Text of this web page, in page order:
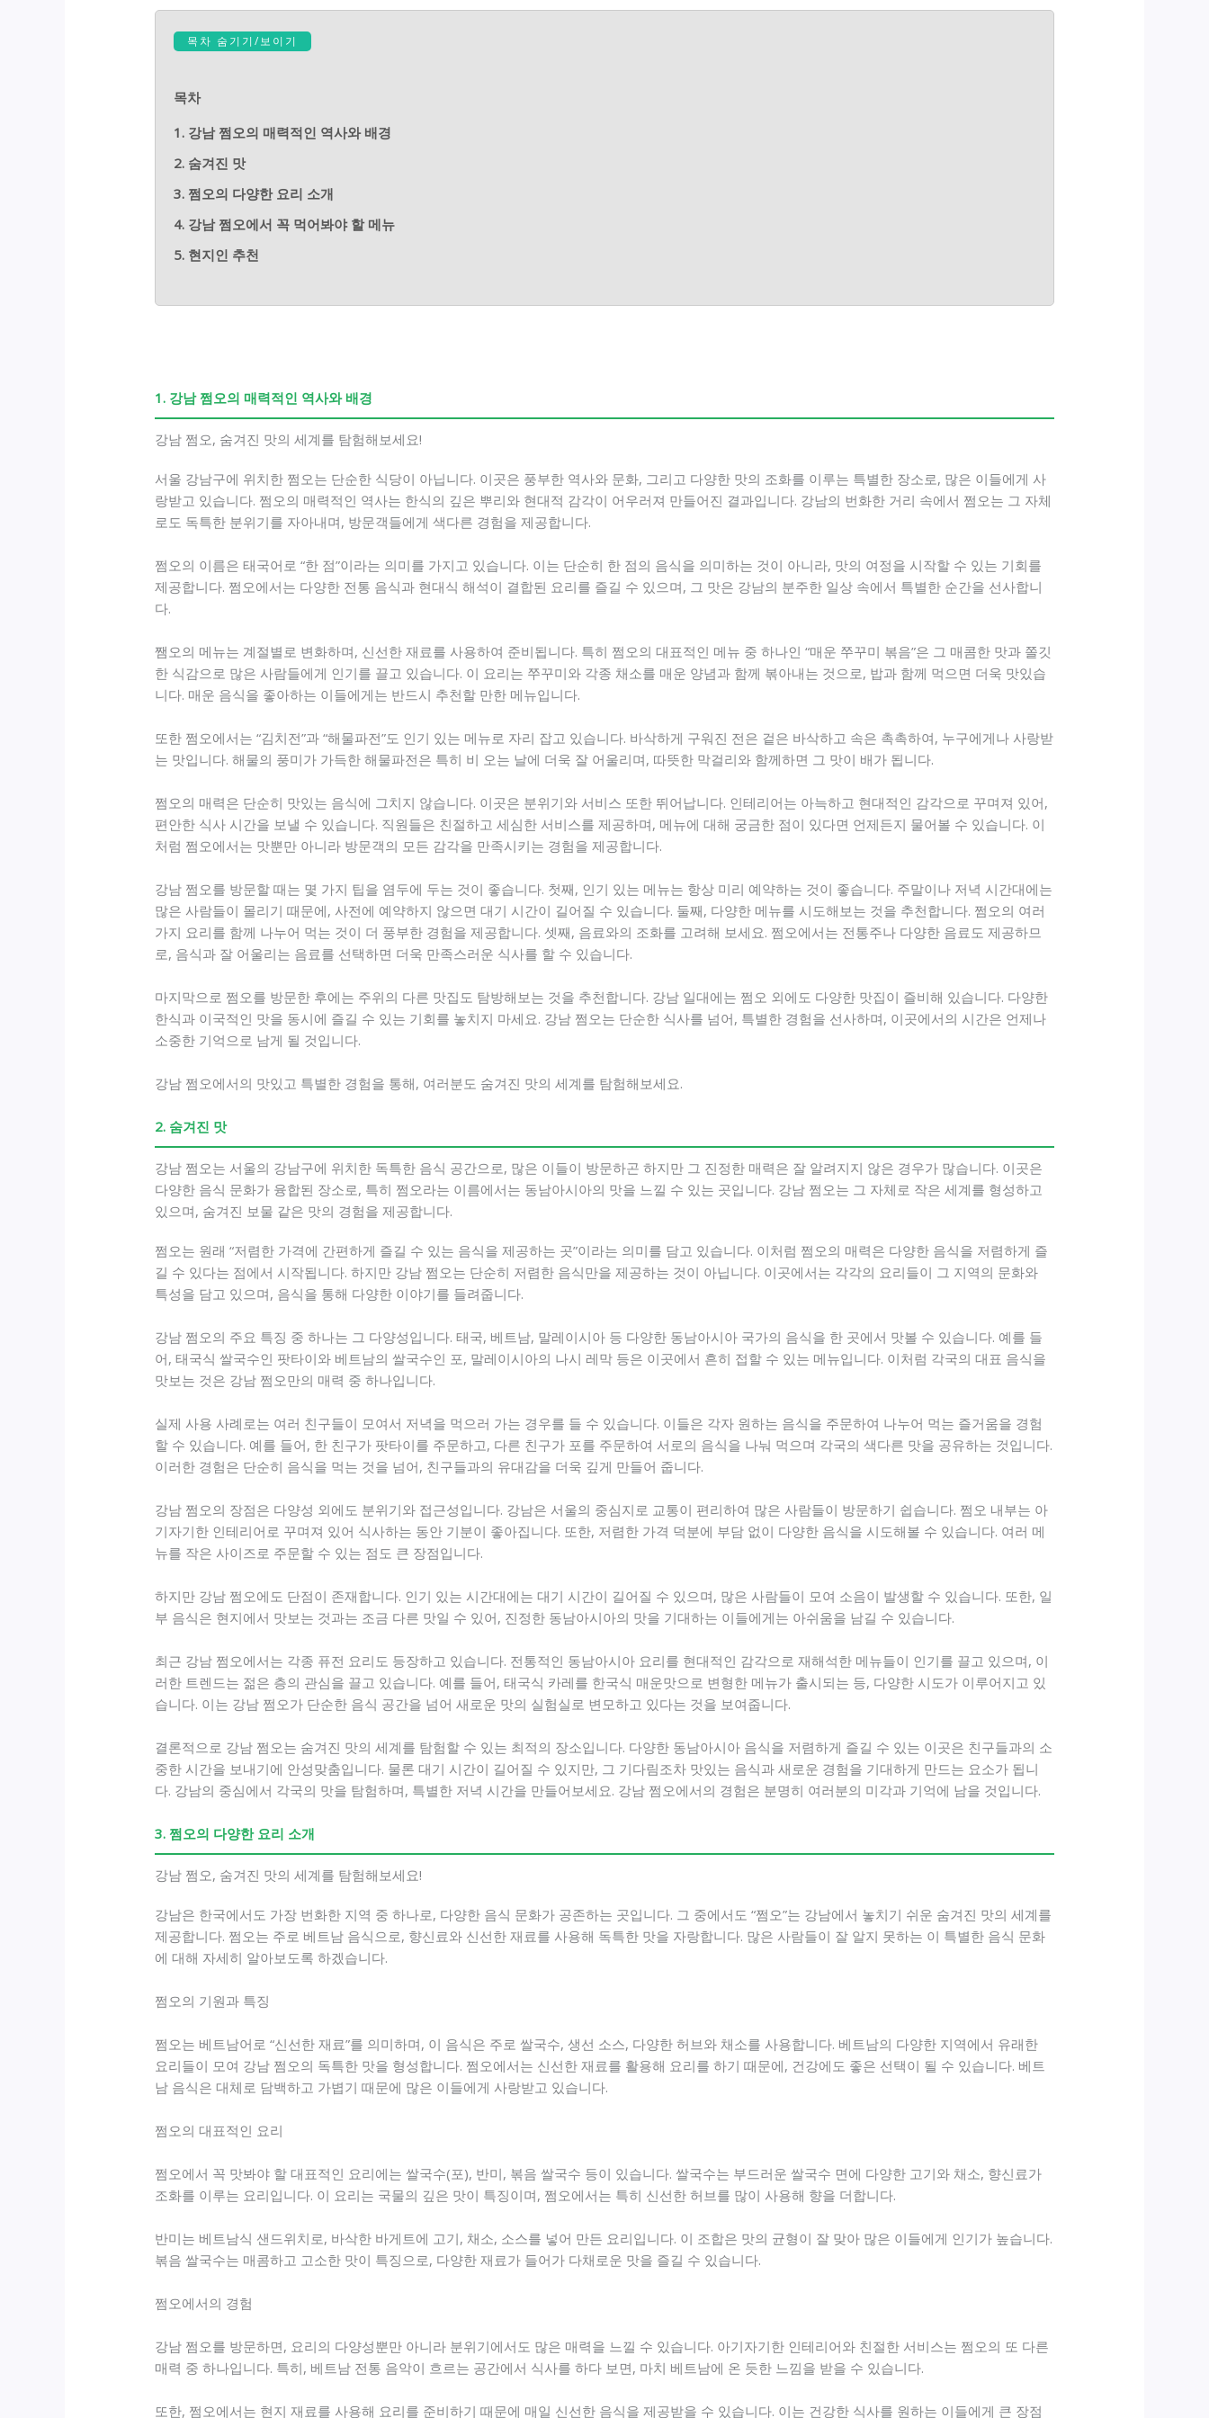
목차 숨기기/보이기
목차
1. 강남 쩜오의 매력적인 역사와 배경
2. 숨겨진 맛
3. 쩜오의 다양한 요리 소개
4. 강남 쩜오에서 꼭 먹어봐야 할 메뉴
5. 현지인 추천
1. 강남 쩜오의 매력적인 역사와 배경
강남 쩜오, 숨겨진 맛의 세계를 탐험해보세요!
서울 강남구에 위치한 쩜오는 단순한 식당이 아닙니다. 이곳은 풍부한 역사와 문화, 그리고 다양한 맛의 조화를 이루는 특별한 장소로, 많은 이들에게 사
랑받고 있습니다. 쩜오의 매력적인 역사는 한식의 깊은 뿌리와 현대적 감각이 어우러져 만들어진 결과입니다. 강남의 번화한 거리 속에서 쩜오는 그 자체
로도 독특한 분위기를 자아내며, 방문객들에게 색다른 경험을 제공합니다.
쩜오의 이름은 태국어로 “한 점”이라는 의미를 가지고 있습니다. 이는 단순히 한 점의 음식을 의미하는 것이 아니라, 맛의 여정을 시작할 수 있는 기회를
제공합니다. 쩜오에서는 다양한 전통 음식과 현대식 해석이 결합된 요리를 즐길 수 있으며, 그 맛은 강남의 분주한 일상 속에서 특별한 순간을 선사합니
다.
쨈오의 메뉴는 계절별로 변화하며, 신선한 재료를 사용하여 준비됩니다. 특히 쩜오의 대표적인 메뉴 중 하나인 “매운 쭈꾸미 볶음”은 그 매콤한 맛과 쫄깃
한 식감으로 많은 사람들에게 인기를 끌고 있습니다. 이 요리는 쭈꾸미와 각종 채소를 매운 양념과 함께 볶아내는 것으로, 밥과 함께 먹으면 더욱 맛있습
니다. 매운 음식을 좋아하는 이들에게는 반드시 추천할 만한 메뉴입니다.
또한 쩜오에서는 “김치전”과 “해물파전”도 인기 있는 메뉴로 자리 잡고 있습니다. 바삭하게 구워진 전은 겉은 바삭하고 속은 촉촉하여, 누구에게나 사랑받
는 맛입니다. 해물의 풍미가 가득한 해물파전은 특히 비 오는 날에 더욱 잘 어울리며, 따뜻한 막걸리와 함께하면 그 맛이 배가 됩니다.
쩜오의 매력은 단순히 맛있는 음식에 그치지 않습니다. 이곳은 분위기와 서비스 또한 뛰어납니다. 인테리어는 아늑하고 현대적인 감각으로 꾸며져 있어,
편안한 식사 시간을 보낼 수 있습니다. 직원들은 친절하고 세심한 서비스를 제공하며, 메뉴에 대해 궁금한 점이 있다면 언제든지 물어볼 수 있습니다. 이
처럼 쩜오에서는 맛뿐만 아니라 방문객의 모든 감각을 만족시키는 경험을 제공합니다.
강남 쩜오를 방문할 때는 몇 가지 팁을 염두에 두는 것이 좋습니다. 첫째, 인기 있는 메뉴는 항상 미리 예약하는 것이 좋습니다. 주말이나 저녁 시간대에는
많은 사람들이 몰리기 때문에, 사전에 예약하지 않으면 대기 시간이 길어질 수 있습니다. 둘째, 다양한 메뉴를 시도해보는 것을 추천합니다. 쩜오의 여러
가지 요리를 함께 나누어 먹는 것이 더 풍부한 경험을 제공합니다. 셋째, 음료와의 조화를 고려해 보세요. 쩜오에서는 전통주나 다양한 음료도 제공하므
로, 음식과 잘 어울리는 음료를 선택하면 더욱 만족스러운 식사를 할 수 있습니다.
마지막으로 쩜오를 방문한 후에는 주위의 다른 맛집도 탐방해보는 것을 추천합니다. 강남 일대에는 쩜오 외에도 다양한 맛집이 즐비해 있습니다. 다양한
한식과 이국적인 맛을 동시에 즐길 수 있는 기회를 놓치지 마세요. 강남 쩜오는 단순한 식사를 넘어, 특별한 경험을 선사하며, 이곳에서의 시간은 언제나
소중한 기억으로 남게 될 것입니다.
강남 쩜오에서의 맛있고 특별한 경험을 통해, 여러분도 숨겨진 맛의 세계를 탐험해보세요.
2. 숨겨진 맛
강남 쩜오는 서울의 강남구에 위치한 독특한 음식 공간으로, 많은 이들이 방문하곤 하지만 그 진정한 매력은 잘 알려지지 않은 경우가 많습니다. 이곳은
다양한 음식 문화가 융합된 장소로, 특히 쩜오라는 이름에서는 동남아시아의 맛을 느낄 수 있는 곳입니다. 강남 쩜오는 그 자체로 작은 세계를 형성하고
있으며, 숨겨진 보물 같은 맛의 경험을 제공합니다.
쩜오는 원래 “저렴한 가격에 간편하게 즐길 수 있는 음식을 제공하는 곳”이라는 의미를 담고 있습니다. 이처럼 쩜오의 매력은 다양한 음식을 저렴하게 즐
길 수 있다는 점에서 시작됩니다. 하지만 강남 쩜오는 단순히 저렴한 음식만을 제공하는 것이 아닙니다. 이곳에서는 각각의 요리들이 그 지역의 문화와
특성을 담고 있으며, 음식을 통해 다양한 이야기를 들려줍니다.
강남 쩜오의 주요 특징 중 하나는 그 다양성입니다. 태국, 베트남, 말레이시아 등 다양한 동남아시아 국가의 음식을 한 곳에서 맛볼 수 있습니다. 예를 들
어, 태국식 쌀국수인 팟타이와 베트남의 쌀국수인 포, 말레이시아의 나시 레막 등은 이곳에서 흔히 접할 수 있는 메뉴입니다. 이처럼 각국의 대표 음식을
맛보는 것은 강남 쩜오만의 매력 중 하나입니다.
실제 사용 사례로는 여러 친구들이 모여서 저녁을 먹으러 가는 경우를 들 수 있습니다. 이들은 각자 원하는 음식을 주문하여 나누어 먹는 즐거움을 경험
할 수 있습니다. 예를 들어, 한 친구가 팟타이를 주문하고, 다른 친구가 포를 주문하여 서로의 음식을 나눠 먹으며 각국의 색다른 맛을 공유하는 것입니다.
이러한 경험은 단순히 음식을 먹는 것을 넘어, 친구들과의 유대감을 더욱 깊게 만들어 줍니다.
강남 쩜오의 장점은 다양성 외에도 분위기와 접근성입니다. 강남은 서울의 중심지로 교통이 편리하여 많은 사람들이 방문하기 쉽습니다. 쩜오 내부는 아
기자기한 인테리어로 꾸며져 있어 식사하는 동안 기분이 좋아집니다. 또한, 저렴한 가격 덕분에 부담 없이 다양한 음식을 시도해볼 수 있습니다. 여러 메
뉴를 작은 사이즈로 주문할 수 있는 점도 큰 장점입니다.
하지만 강남 쩜오에도 단점이 존재합니다. 인기 있는 시간대에는 대기 시간이 길어질 수 있으며, 많은 사람들이 모여 소음이 발생할 수 있습니다. 또한, 일
부 음식은 현지에서 맛보는 것과는 조금 다른 맛일 수 있어, 진정한 동남아시아의 맛을 기대하는 이들에게는 아쉬움을 남길 수 있습니다.
최근 강남 쩜오에서는 각종 퓨전 요리도 등장하고 있습니다. 전통적인 동남아시아 요리를 현대적인 감각으로 재해석한 메뉴들이 인기를 끌고 있으며, 이
러한 트렌드는 젊은 층의 관심을 끌고 있습니다. 예를 들어, 태국식 카레를 한국식 매운맛으로 변형한 메뉴가 출시되는 등, 다양한 시도가 이루어지고 있
습니다. 이는 강남 쩜오가 단순한 음식 공간을 넘어 새로운 맛의 실험실로 변모하고 있다는 것을 보여줍니다.
결론적으로 강남 쩜오는 숨겨진 맛의 세계를 탐험할 수 있는 최적의 장소입니다. 다양한 동남아시아 음식을 저렴하게 즐길 수 있는 이곳은 친구들과의 소
중한 시간을 보내기에 안성맞춤입니다. 물론 대기 시간이 길어질 수 있지만, 그 기다림조차 맛있는 음식과 새로운 경험을 기대하게 만드는 요소가 됩니
다. 강남의 중심에서 각국의 맛을 탐험하며, 특별한 저녁 시간을 만들어보세요. 강남 쩜오에서의 경험은 분명히 여러분의 미각과 기억에 남을 것입니다.
3. 쩜오의 다양한 요리 소개
강남 쩜오, 숨겨진 맛의 세계를 탐험해보세요!
강남은 한국에서도 가장 번화한 지역 중 하나로, 다양한 음식 문화가 공존하는 곳입니다. 그 중에서도 “쩜오”는 강남에서 놓치기 쉬운 숨겨진 맛의 세계를
제공합니다. 쩜오는 주로 베트남 음식으로, 향신료와 신선한 재료를 사용해 독특한 맛을 자랑합니다. 많은 사람들이 잘 알지 못하는 이 특별한 음식 문화
에 대해 자세히 알아보도록 하겠습니다.
쩜오의 기원과 특징
쩜오는 베트남어로 “신선한 재료”를 의미하며, 이 음식은 주로 쌀국수, 생선 소스, 다양한 허브와 채소를 사용합니다. 베트남의 다양한 지역에서 유래한
요리들이 모여 강남 쩜오의 독특한 맛을 형성합니다. 쩜오에서는 신선한 재료를 활용해 요리를 하기 때문에, 건강에도 좋은 선택이 될 수 있습니다. 베트
남 음식은 대체로 담백하고 가볍기 때문에 많은 이들에게 사랑받고 있습니다.
쩜오의 대표적인 요리
쩜오에서 꼭 맛봐야 할 대표적인 요리에는 쌀국수(포), 반미, 볶음 쌀국수 등이 있습니다. 쌀국수는 부드러운 쌀국수 면에 다양한 고기와 채소, 향신료가
조화를 이루는 요리입니다. 이 요리는 국물의 깊은 맛이 특징이며, 쩜오에서는 특히 신선한 허브를 많이 사용해 향을 더합니다.
반미는 베트남식 샌드위치로, 바삭한 바게트에 고기, 채소, 소스를 넣어 만든 요리입니다. 이 조합은 맛의 균형이 잘 맞아 많은 이들에게 인기가 높습니다.
볶음 쌀국수는 매콤하고 고소한 맛이 특징으로, 다양한 재료가 들어가 다채로운 맛을 즐길 수 있습니다.
쩜오에서의 경험
강남 쩜오를 방문하면, 요리의 다양성뿐만 아니라 분위기에서도 많은 매력을 느낄 수 있습니다. 아기자기한 인테리어와 친절한 서비스는 쩜오의 또 다른
매력 중 하나입니다. 특히, 베트남 전통 음악이 흐르는 공간에서 식사를 하다 보면, 마치 베트남에 온 듯한 느낌을 받을 수 있습니다.
또한, 쩜오에서는 현지 재료를 사용해 요리를 준비하기 때문에 매일 신선한 음식을 제공받을 수 있습니다. 이는 건강한 식사를 원하는 이들에게 큰 장점